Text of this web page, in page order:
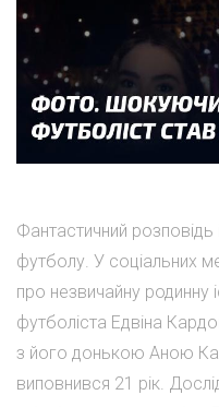
Фантастичний розповідь
футболу. У соціальних
про незвичайну родинну
футболіста Едвіна
з його донькою Аною
виповнився 21 рік.